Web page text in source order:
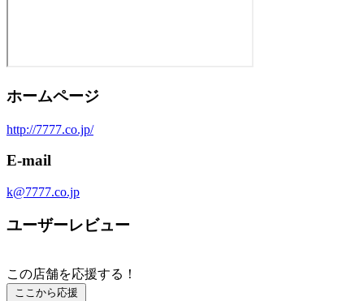
ホームページ
http://7777.co.jp/
E-mail
k@7777.co.jp
ユーザーレビュー
この店舗を応援する！
ここから応援